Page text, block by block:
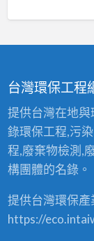
台灣環保工程
提供台灣在地
錄環保工程,污
程,廢棄物檢測,
構團體的名錄。
提供台灣環保產
https://